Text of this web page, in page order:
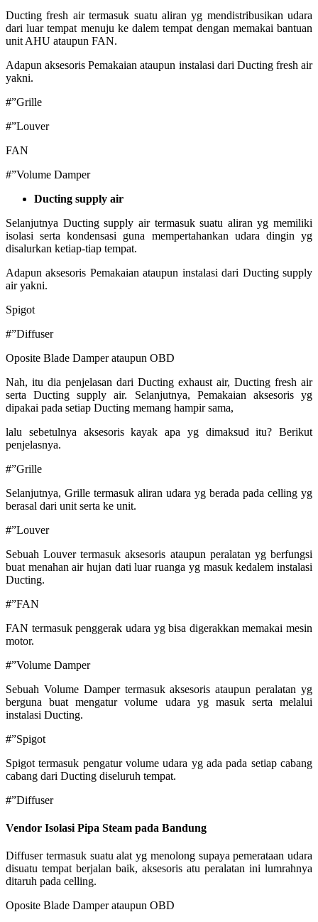
Ducting fresh air termasuk suatu aliran yg mendistribusikan udara
dari luar tempat menuju ke dalem tempat dengan memakai bantuan
unit AHU ataupun FAN.
Adapun aksesoris Pemakaian ataupun instalasi dari Ducting fresh air
yakni.
#”Grille
#”Louver
FAN
#”Volume Damper
Ducting supply air
Selanjutnya Ducting supply air termasuk suatu aliran yg memiliki
isolasi serta kondensasi guna mempertahankan udara dingin yg
disalurkan ketiap-tiap tempat.
Adapun aksesoris Pemakaian ataupun instalasi dari Ducting supply
air yakni.
Spigot
#”Diffuser
Oposite Blade Damper ataupun OBD
Nah, itu dia penjelasan dari Ducting exhaust air, Ducting fresh air
serta Ducting supply air. Selanjutnya, Pemakaian aksesoris yg
dipakai pada setiap Ducting memang hampir sama,
lalu sebetulnya aksesoris kayak apa yg dimaksud itu? Berikut
penjelasnya.
#”Grille
Selanjutnya, Grille termasuk aliran udara yg berada pada celling yg
berasal dari unit serta ke unit.
#”Louver
Sebuah Louver termasuk aksesoris ataupun peralatan yg berfungsi
buat menahan air hujan dati luar ruanga yg masuk kedalem instalasi
Ducting.
#”FAN
FAN termasuk penggerak udara yg bisa digerakkan memakai mesin
motor.
#”Volume Damper
Sebuah Volume Damper termasuk aksesoris ataupun peralatan yg
berguna buat mengatur volume udara yg masuk serta melalui
instalasi Ducting.
#”Spigot
Spigot termasuk pengatur volume udara yg ada pada setiap cabang
cabang dari Ducting diseluruh tempat.
#”Diffuser
Vendor Isolasi Pipa Steam pada Bandung
Diffuser termasuk suatu alat yg menolong supaya pemerataan udara
disuatu tempat berjalan baik, aksesoris atu peralatan ini lumrahnya
ditaruh pada celling.
Oposite Blade Damper ataupun OBD